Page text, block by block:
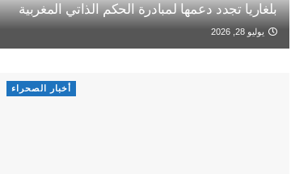
بلغاريا تجدد دعمها لمبادرة الحكم الذاتي المغربية
يوليو 28, 2026
أخبار الصحراء